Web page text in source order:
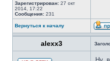
Зарегистрирован: 27 окт
2014, 17:22
Сообщения: 231
Вернуться к началу
alexx3